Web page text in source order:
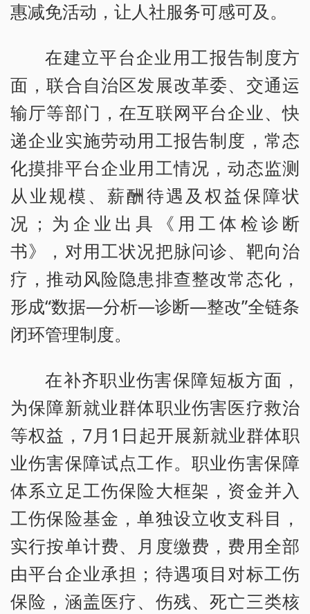
惠减免活动，让人社服务可感可及。
在建立平台企业用工报告制度方
面，联合自治区发展改革委、交通运
输厅等部门，在互联网平台企业、快
递企业实施劳动用工报告制度，常态
化摸排平台企业用工情况，动态监测
从业规模、薪酬待遇及权益保障状
况；为企业出具《用工体检诊断
书》，对用工状况把脉问诊、靶向治
疗，推动风险隐患排查整改常态化，
形成“数据—分析—诊断—整改”全链条
闭环管理制度。
在补齐职业伤害保障短板方面，
为保障新就业群体职业伤害医疗救治
等权益，7月1日起开展新就业群体职
业伤害保障试点工作。职业伤害保障
体系立足工伤保险大框架，资金并入
工伤保险基金，单独设立收支科目，
实行按单计费、月度缴费，费用全部
由平台企业承担；待遇项目对标工伤
保险，涵盖医疗、伤残、死亡三类核